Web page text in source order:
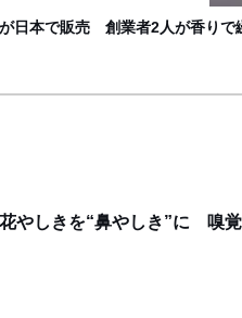
日本で販売 創業者2人が香りで
やしきを“鼻やしき”に 嗅